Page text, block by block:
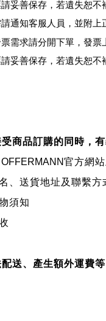
妥善保存，若遺失恕不
通知客服人員，並附
需求請分開下單，發票
妥善保存，若遺失恕不
商品訂購的同時，
OFFERMANN官方網
、送貨地址及聯繫方
須知
送、產生額外運費等